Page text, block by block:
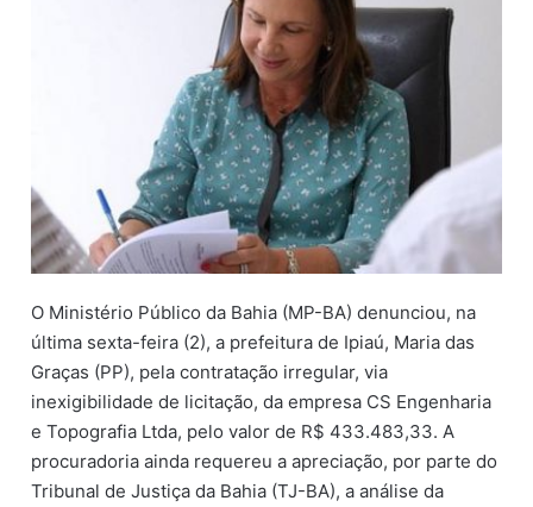
-
m
a
i
l
O Ministério Público da Bahia (MP-BA) denunciou, na
última sexta-feira (2), a prefeitura de Ipiaú, Maria das
Graças (PP), pela contratação irregular, via
inexigibilidade de licitação, da empresa CS Engenharia
e Topografia Ltda, pelo valor de R$ 433.483,33. A
procuradoria ainda requereu a apreciação, por parte do
Tribunal de Justiça da Bahia (TJ-BA), a análise da